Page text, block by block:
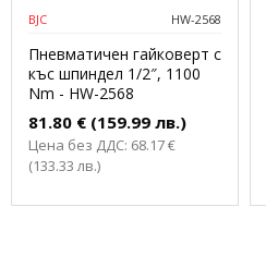
BJC HW-2568
Пневматичен гайковерт с
къс шпиндел 1/2″, 1100
Nm - HW-2568
81.80 € (159.99 лв.)
Цена без ДДС: 68.17 €
(133.33 лв.)